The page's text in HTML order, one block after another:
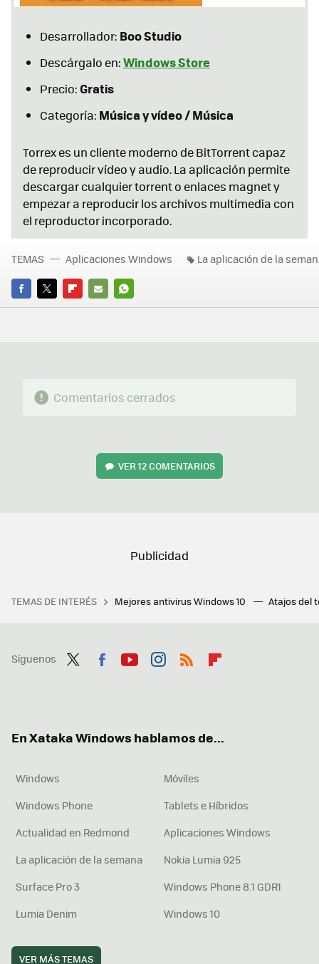
Desarrollador: Boo Studio
Descárgalo en:Windows Store
Precio:Gratis
Categoría: Música y vídeo / Música
Torrex es un cliente moderno de BitTorrent capaz
de reproducir vídeo y audio. La aplicación permite
descargar cualquier torrent o enlaces magnet y
empezar a reproducir los archivos multimedia con
el reproductor incorporado.
FACEBOOK
TWITTERFLIPBOARD
E-
WHATSAPP
TEMAS Aplicaciones Windows La aplicación de la
Comentarios cerrados
VER12 COMENTARIOS
TEMAS DE INTERÉS Mejores antivirus Windows 10 Atajos del
Síguenos
En Xataka Windows hablamos de...
Windows
Móviles
Windows Phone
Tablets e Híbridos
Actualidad en Redmond
Aplicaciones Windows
La aplicación de la semana
Nokia Lumia 925
Surface Pro 3
Windows Phone 8.1 GDR1
Lumia Denim
Windows 10
VER MÁS TEMAS